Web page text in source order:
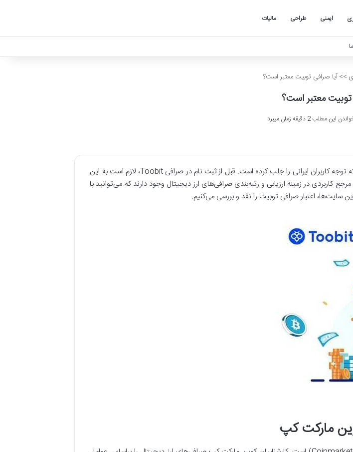
ایمنی طراحی مالیات
>> آیا صرافی توبیت معتبر است؟
توبیت معتبر است؟
این مطلب 2 دقیقه زمان میبرد
صرافی توبیت یکی از جدید‌ترین پلتفرم‌های خارجی معاملات ارز دیجیتال است که توجه کاربران ایرانی را جلب کرده است. قبل از ثبت نام در صرافی Toobit، لازم است به‌ این
کاربردی در زمینه ارزیابی و رتبه‌بندی صرافی‌های ارز دیجیتال وجود دارند که می‌توانید با
سایت‌ها، اعتبار صرافی توبیت را نقد و بررسی می‌کنیم.